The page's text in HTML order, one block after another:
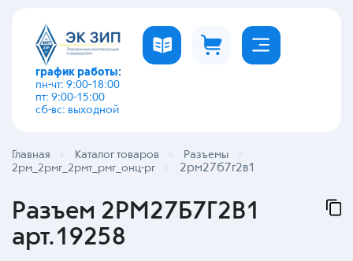
график работы:
пн-чт: 9:00-18:00
пт: 9:00-15:00
сб-вс: выходной
Главная Каталог товаров
Разъемы
2рм_2рмг_2рмт_рмг_онц-рг
2рм27б7г2в1
Разъем 2РМ27Б7Г2В1
арт.19258